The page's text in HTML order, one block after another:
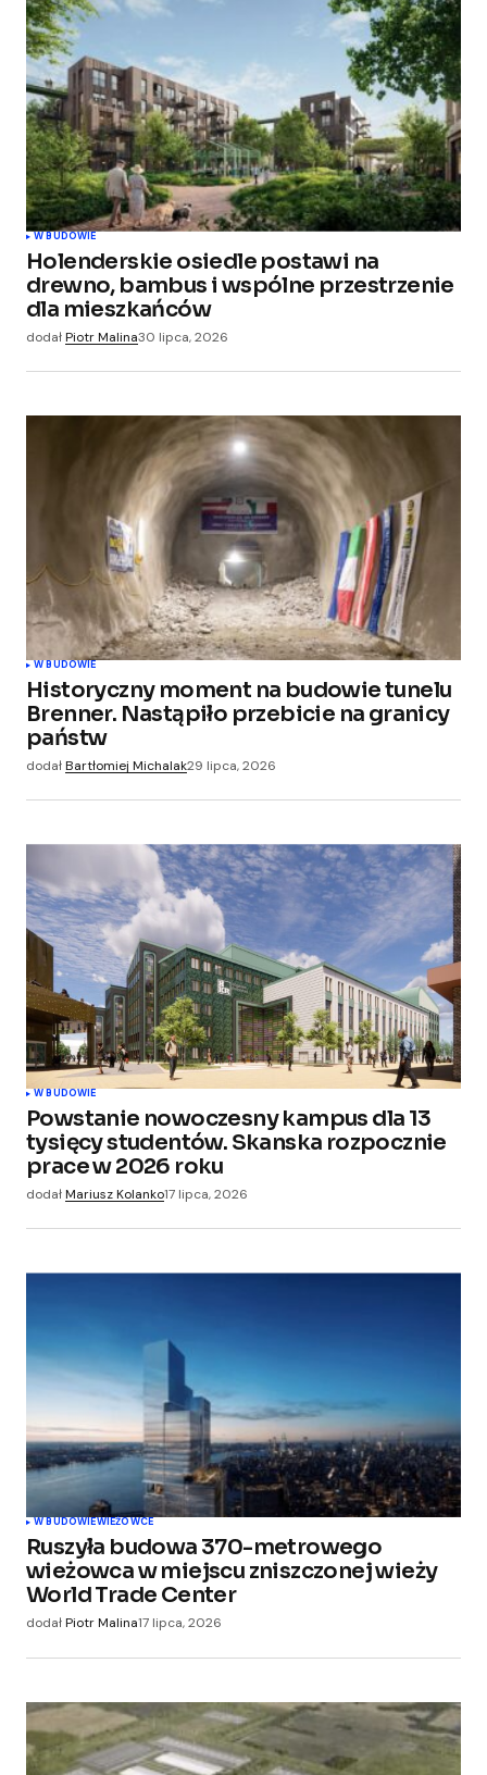
Wymagane pola są oznaczone
Comment*
Your Name*
Your E-mail*
Zapamiętaj moje dane w tej przeglądarce
podczas pisania kolejnych komentarzy.
Submit Comment
W BUDOWIE
Holenderskie osiedle postawi na
drewno, bambus i wspólne przestrzenie
dla mieszkańców
dodałPiotr Malina30 lipca, 2026
W BUDOWIE
Historyczny moment na budowie tunelu
Brenner. Nastąpiło przebicie na granicy
państw
dodałBartłomiej Michalak29 lipca, 2026
W BUDOWIE
Powstanie nowoczesny kampus dla 13
tysięcy studentów. Skanska rozpocznie
prace w 2026 roku
dodałMariusz Kolanko17 lipca, 2026
W BUDOWIEWIEŻOWCE
Ruszyła budowa 370-metrowego
wieżowca w miejscu zniszczonej wieży
World Trade Center
dodałPiotr Malina17 lipca, 2026